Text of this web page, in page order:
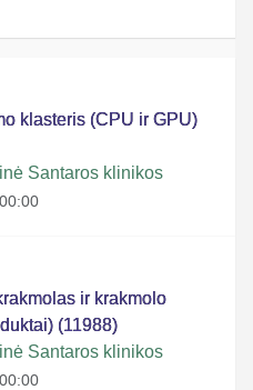
klasteris (CPU ir GPU)
Santaros klinikos
ir krakmolo
(11988)
Santaros klinikos